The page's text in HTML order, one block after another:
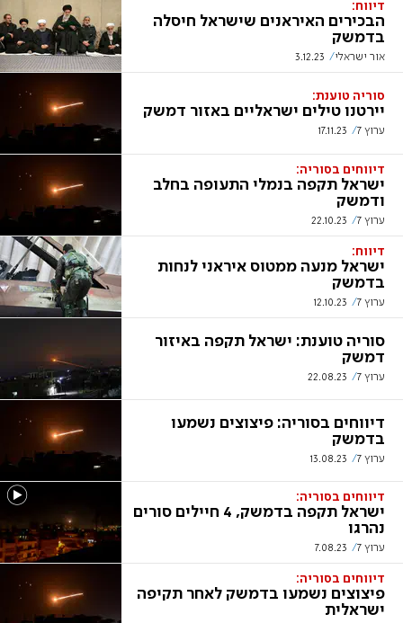
דיווח:
הבכירים האיראנים שישראל חיסלה
בדמשק
אור ישראלי 3.12.23
סוריה טוענת:
יירטנו טילים ישראליים באזור דמשק
ערוץ 7 17.11.23
דיווחים בסוריה:
ישראל תקפה בנמלי התעופה בחלב
ודמשק
ערוץ 7 22.10.23
דיווח:
ישראל מנעה ממטוס איראני לנחות
בדמשק
ערוץ 7 12.10.23
סוריה טוענת: ישראל תקפה באיזור
דמשק
ערוץ 7 22.08.23
דיווחים בסוריה: פיצוצים נשמעו
בדמשק
ערוץ 7 13.08.23
דיווחים בסוריה:
ישראל תקפה בדמשק, 4 חיילים סורים
נהרגו
ערוץ 7 7.08.23
דיווחים בסוריה:
פיצוצים נשמעו בדמשק לאחר תקיפה
ישראלית